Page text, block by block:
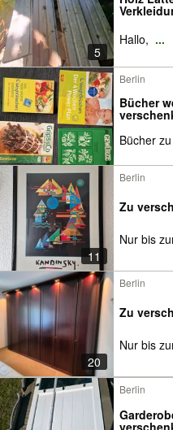
5
Hallo, ...
Berlin
Bücher
Bücher
11
Berlin
Zu
Nur bis
20
Berlin
Zu
Nur bis
Berlin